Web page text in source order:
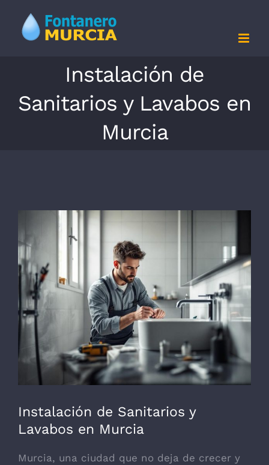
contenido
Instalación de
Sanitarios y Lavabos en
Murcia
imagen
más
grande
Instalación de Sanitarios y
Lavabos en Murcia
Murcia, una ciudad que no deja de crecer y